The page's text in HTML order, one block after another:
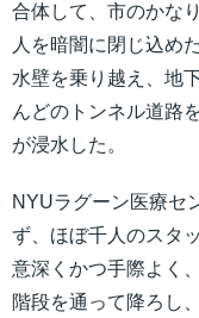
合体して、市のかな
人を暗闇に閉じ込め
水壁を乗り越え、地
んどのトンネル道路
が浸水した。
NYUラグーン医療セ
ず、ほぼ千人のスタ
意深くかつ手際よく
階段を通って降ろし